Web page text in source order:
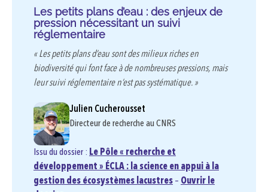
Les petits plans d’eau : des enjeux de
pression nécessitant un suivi
réglementaire
« Les petits plans d’eau sont des milieux riches en
biodiversité qui font face à de nombreuses pressions, mais
leur suivi réglementaire n’est pas systématique. »
Julien Cucherousset
Directeur de recherche au CNRS
Issu du dossier : Le Pôle « recherche et
développement » ÉCLA : la science en appui à la
gestion des écosystèmes lacustres – Ouvrir le